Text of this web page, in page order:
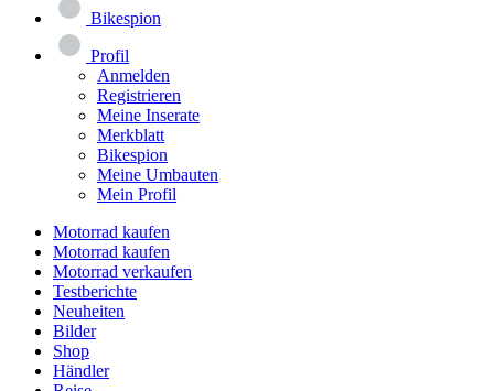
Bikespion
Profil
Anmelden
Registrieren
Meine Inserate
Merkblatt
Bikespion
Meine Umbauten
Mein Profil
Motorrad kaufen
Motorrad kaufen
Motorrad verkaufen
Testberichte
Neuheiten
Bilder
Shop
Händler